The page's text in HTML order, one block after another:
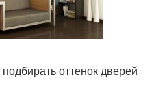
оттенок дверей